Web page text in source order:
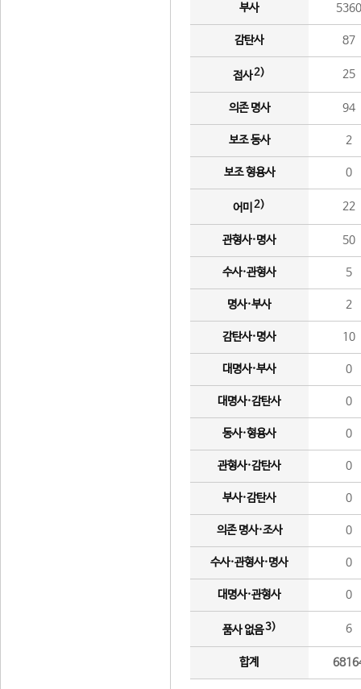
부사 5360
감탄사 87
접사2) 25
의존 명사 94
보조 동사 2
보조 형용사 0
어미 2) 22
관형사·명사 50
수사·관형사 5
명사·부사 2
감탄사·명사 10
대명사·부사 0
대명사·감탄사 0
동사·형용사 0
관형사·감탄사 0
부사·감탄사 0
의존 명사·조사 0
수사·관형사·명사 0
대명사·관형사 0
품사 없음3) 6
합계